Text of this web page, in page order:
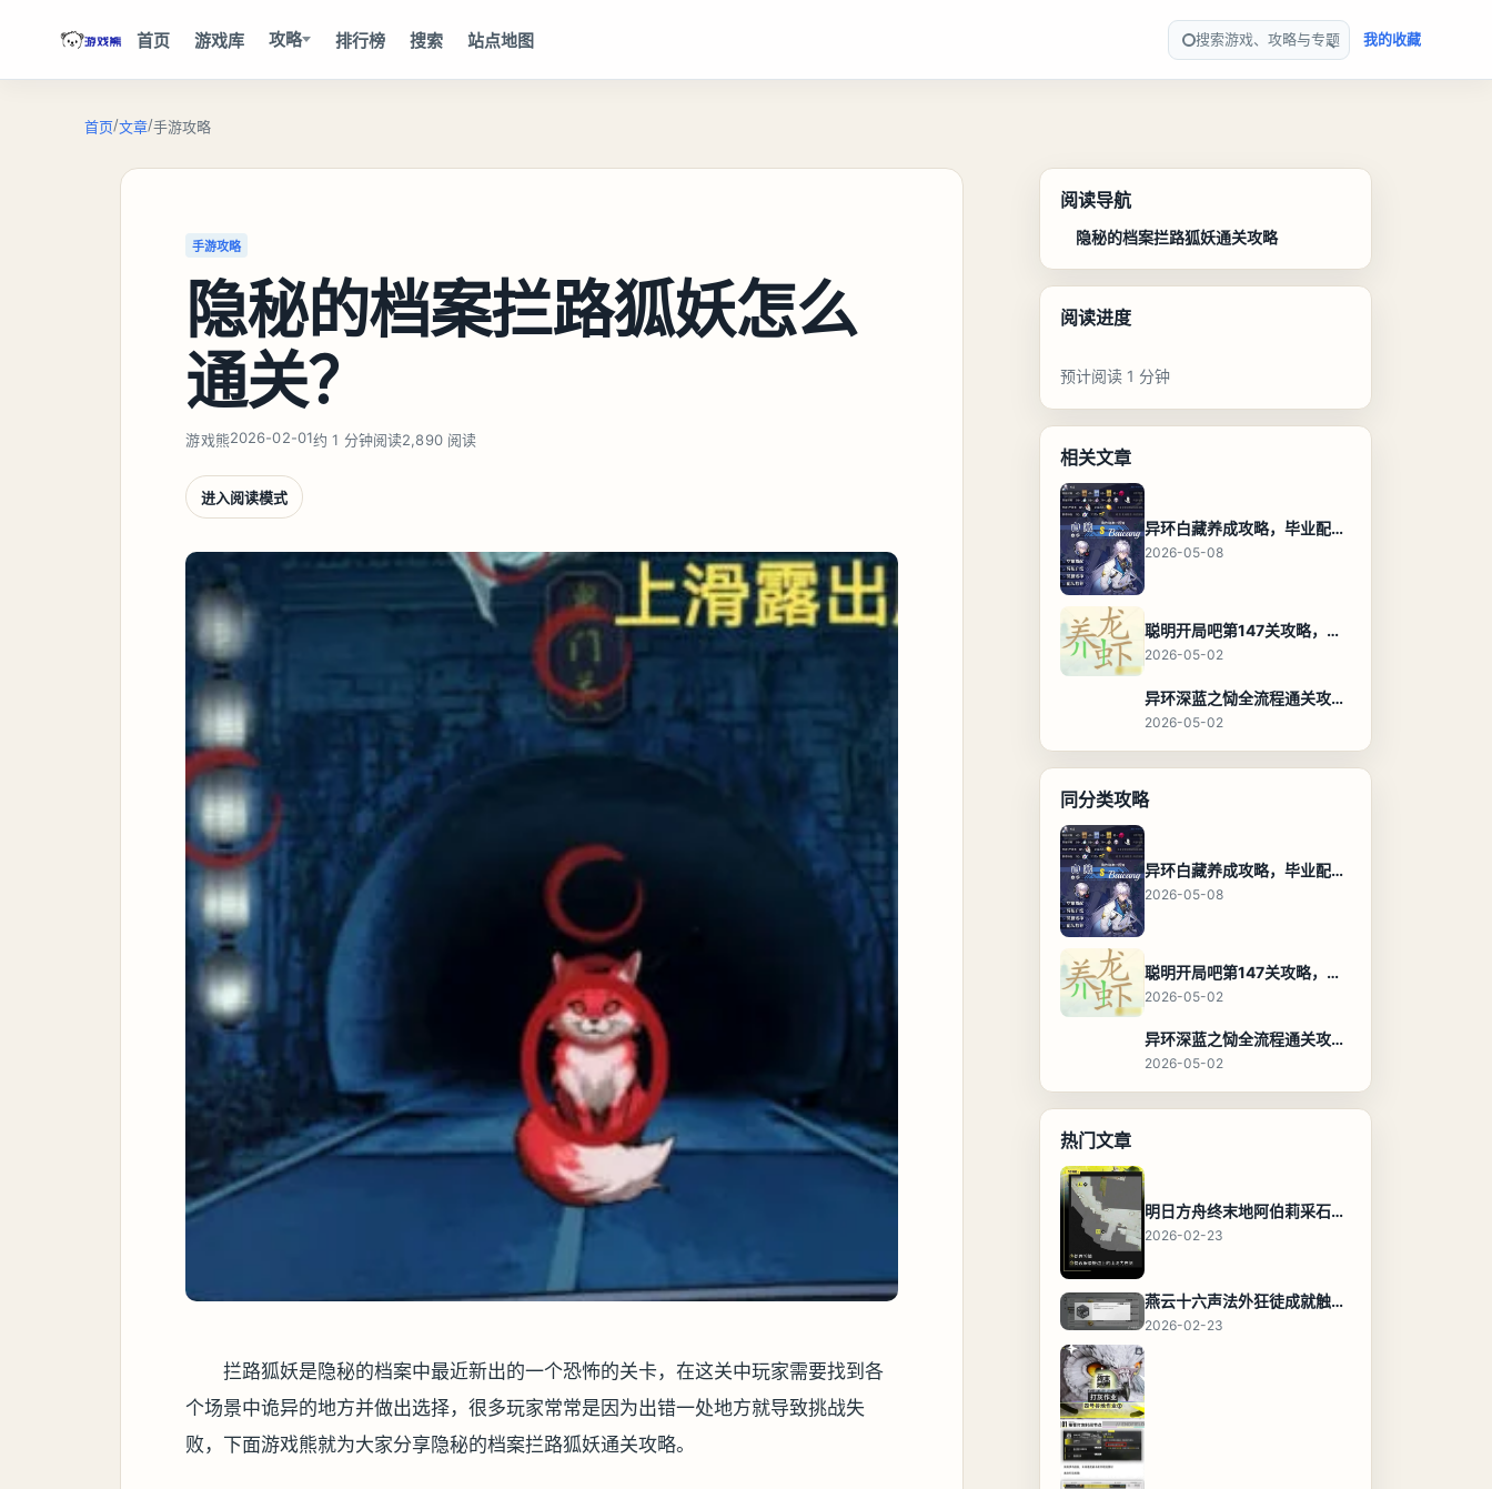
首页 游戏库 攻略 排行榜 搜索 站点地图 搜索游戏、攻略与专题 我的收藏
首页/文章/手游攻略
手游攻略
隐秘的档案拦路狐妖怎么
通关？
游戏熊2026-02-01约 1 分钟阅读2,890 阅读
进入阅读模式
拦路狐妖是隐秘的档案中最近新出的一个恐怖的关卡，在这关中玩家需要找到各
个场景中诡异的地方并做出选择，很多玩家常常是因为出错一处地方就导致挑战失
败，下面游戏熊就为大家分享隐秘的档案拦路狐妖通关攻略。
阅读导航
隐秘的档案拦路狐妖通关攻略
阅读进度
预计阅读 1 分钟
相关文章
异环白藏养成攻略，毕业配装、技能加点与阵容搭配保姆级解析
2026-05-08
聪明开局吧第147关攻略，养龙虾找出27个常用字通关答案
2026-05-02
异环深蓝之恸全流程通关攻略，教程与隐藏奖励
2026-05-02
同分类攻略
异环白藏养成攻略，毕业配装、技能加点与阵容搭配保姆级解析
2026-05-08
聪明开局吧第147关攻略，养龙虾找出27个常用字通关答案
2026-05-02
异环深蓝之恸全流程通关攻略，教程与隐藏奖励
2026-05-02
热门文章
明日方舟终末地阿伯莉采石场宝箱全收集攻略，全点位分布图与路线
2026-02-23
燕云十六声法外狂徒成就触发条件与通关攻略
2026-02-23